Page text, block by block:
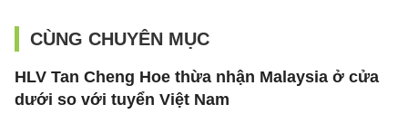
CÙNG CHUYÊN MỤC
HLV Tan Cheng Hoe thừa nhận Malaysia ở cửa
dưới so với tuyển Việt Nam